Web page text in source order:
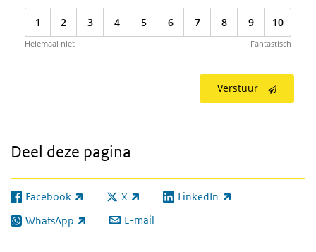
1 2 3 4 5 6 7 8 9 10
Helemaal niet Fantastisch
Verstuur
Deel deze pagina
Facebook
(externe link) X
(externe link) LinkedIn
(externe link)
WhatsApp
(externe link) E-mail